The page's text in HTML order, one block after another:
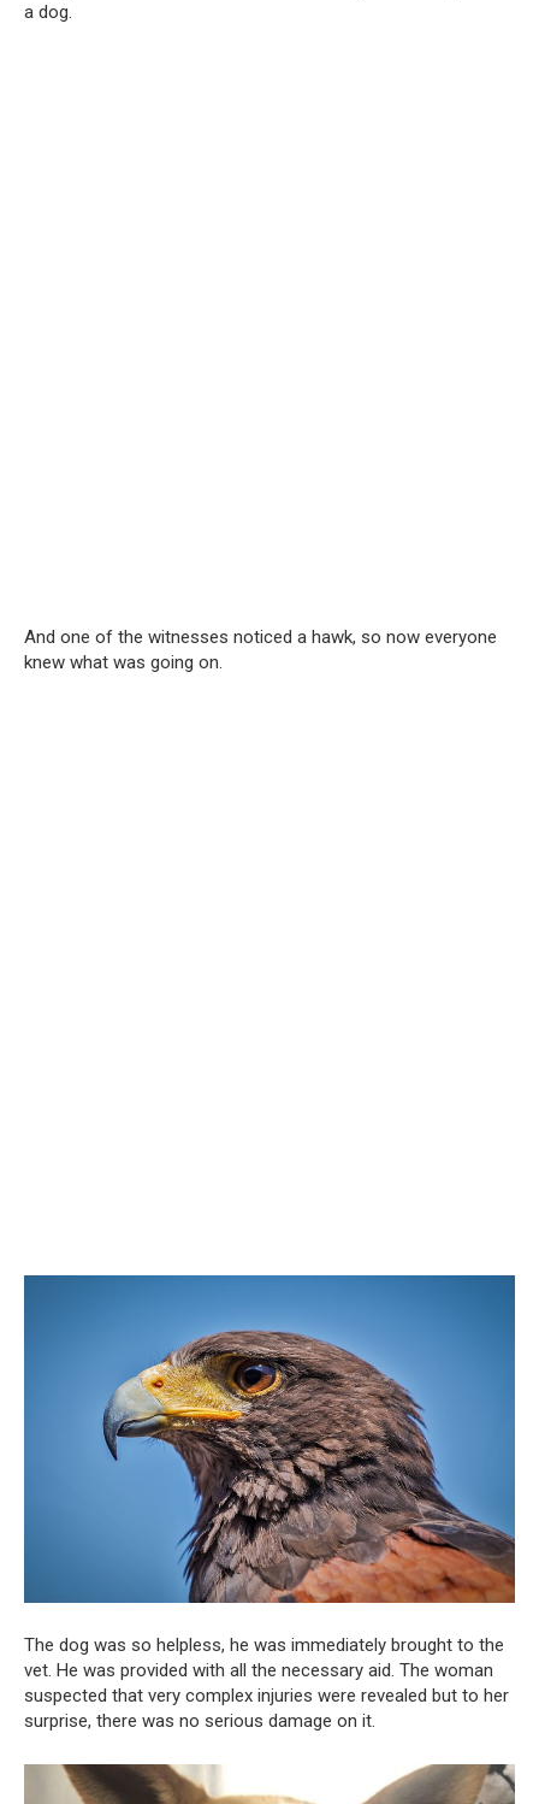
a dog.
And one of the witnesses noticed a hawk, so now everyone
knew what was going on.
The dog was so helpless, he was immediately brought to the
vet. He was provided with all the necessary aid. The woman
suspected that very complex injuries were revealed but to her
surprise, there was no serious damage on it.